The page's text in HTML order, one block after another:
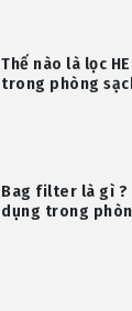
Thế nào là lọc
trong phòng
Bag filter là gì ?
dụng trong